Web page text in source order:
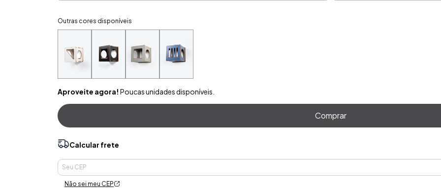
Outras cores disponíveis
Aproveite agora! Poucas unidades disponíveis.
Calcular frete
Entregas para o CEP:
Não sei meu CEP